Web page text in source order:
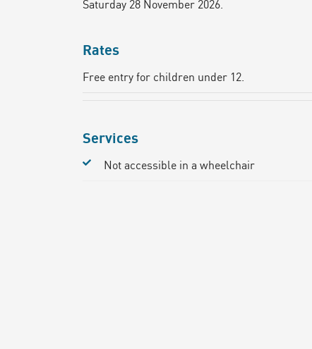
Saturday 28 November 2026.
Rates
Free entry for children under 12.
Services
Not accessible in a wheelchair